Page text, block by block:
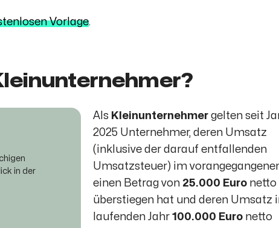
Vorlage.
in der
Als Kleinunternehmer gelten seit
2025 Unternehmer, deren Umsatz
(inklusive der darauf entfallenden
Umsatzsteuer) im
einen Betrag von 25.000 Euro netto
überstiegen hat und deren Umsatz
laufenden Jahr100.000 Euro netto